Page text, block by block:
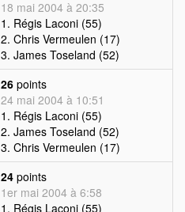
18 mai 2004 à 20:35
1. Régis Laconi (55)
2. Chris Vermeulen (17)
3. James Toseland (52)
26 points
24 mai 2004 à 10:51
1. Régis Laconi (55)
2. James Toseland (52)
3. Chris Vermeulen (17)
24 points
1er mai 2004 à 6:58
1. Régis Laconi (55)